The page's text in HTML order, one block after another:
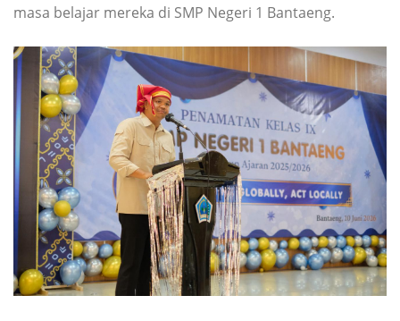
masa belajar mereka di SMP Negeri 1 Bantaeng.